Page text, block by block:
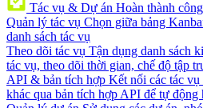
Tác vụ & Dự án Hoàn thành
Quản lý tác vụ Chọn giữa bảng
danh sách tác vụ
Theo dõi tác vụ Tận dụng danh sách
tác vụ, theo dõi thời gian, chế độ tập
API & bản tích hợp Kết nối các tác
khác qua bản tích hợp API để tự động